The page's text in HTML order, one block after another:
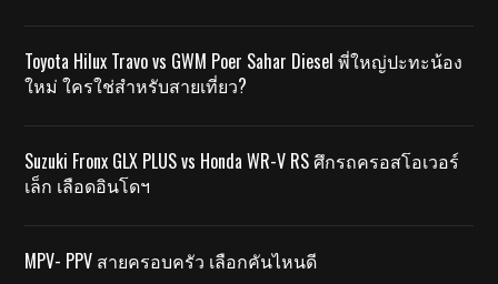
Toyota Hilux Travo vs GWM Poer Sahar Diesel พี่ใหญ่ปะทะน้อง
ใหม่ ใครใช่สำหรับสายเที่ยว?
Suzuki Fronx GLX PLUS vs Honda WR-V RS ศึกรถครอสโอเวอร์
เล็ก เลือดอินโดฯ
MPV- PPV สายครอบครัว เลือกคันไหนดี